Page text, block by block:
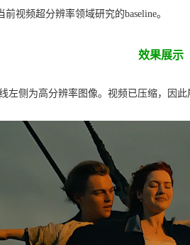
视频超分辨率领域研究的baseline。
效果展示
侧为高分辨率图像。视频已压缩，因此